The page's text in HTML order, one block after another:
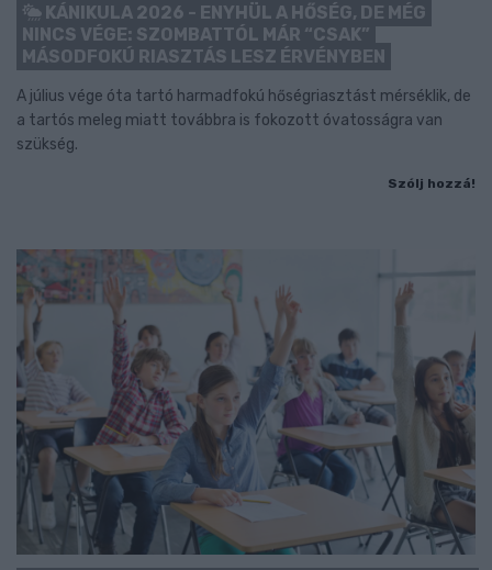
KÁNIKULA 2026 - ENYHÜL A HŐSÉG, DE MÉG
NINCS VÉGE: SZOMBATTÓL MÁR “CSAK”
MÁSODFOKÚ RIASZTÁS LESZ ÉRVÉNYBEN
A július vége óta tartó harmadfokú hőségriasztást mérséklik, de
a tartós meleg miatt továbbra is fokozott óvatosságra van
szükség.
Szólj hozzá!